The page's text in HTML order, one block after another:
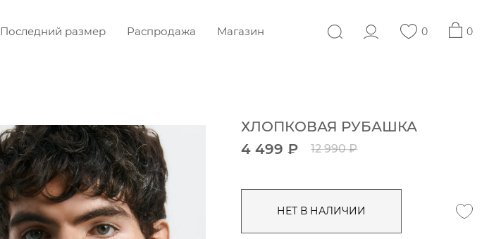
Последний размер Распродажа Магазин 0 0
ХЛОПКОВАЯ РУБАШКА
4 499 ₽
12 990 ₽
НЕТ В НАЛИЧИИ